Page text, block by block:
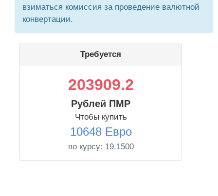
взиматься комиссия за проведение валютной
конвертации.
Требуется
203909.2
Рублей ПМР
Чтобы купить
10648 Евро
по курсу: 19.1500